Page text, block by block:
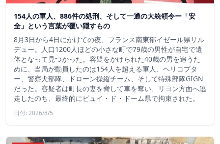
154人の軍人、886件の処刑、そして一通の大統領令ー「安
全」という言葉が覆い隠すもの
8月3日から4日にかけての夜、フランス南東部イゼール県サル
デュー。人口1200人ほどの小さな町で79歳の男性が自宅で遺
体となって見つかった。容疑をかけられた40歳の男を追うた
めに、当局が動員したのは154人を超える軍人、ヘリコプタ
ー、警察犬部隊、ドローン操縦チーム、そして特殊部隊GIGN
だった。容疑者は町長の妻を脅して車を奪い、リヨン方面へ逃
走したのち、最終的にピュイ・ド・ドーム県で拘束された。
日付: 2026/8/5